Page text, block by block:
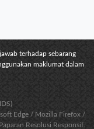
terhadap sebarang
maklumat dalam
Edge / Mozilla Firefox /
Resolusi Responsif.